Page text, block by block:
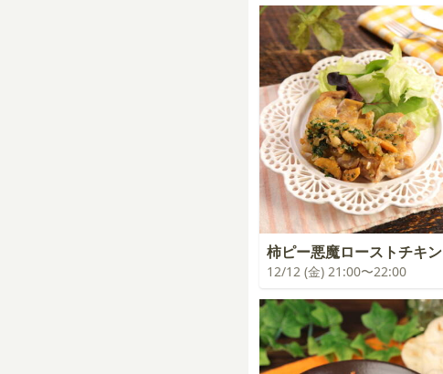
柿ピー悪魔ローストチキン
12/12 (金) 21:00〜22:00